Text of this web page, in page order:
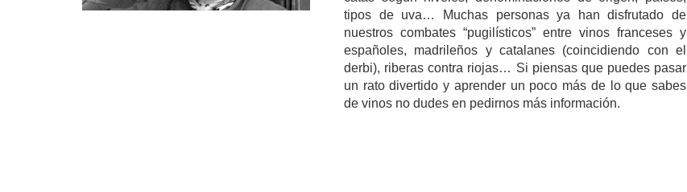
tipos de uva… Muchas personas ya han disfrutado de
nuestros combates “pugilísticos” entre vinos franceses y
españoles, madrileños y catalanes (coincidiendo con el
derbi), riberas contra riojas… Si piensas que puedes pasar
un rato divertido y aprender un poco más de lo que sabes
de vinos no dudes en pedirnos más información.